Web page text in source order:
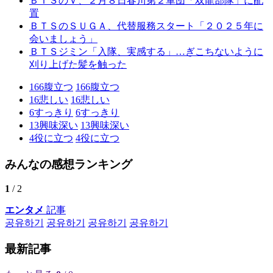
置
ＢＴＳのＳＵＧＡ、代替服務スタート「２０２５年に
会いましょう」
ＢＴＳジミン「入隊、実感する」…ぎこちないように
刈り上げた髪を触った
166腹立つ 166腹立つ
16悲しい 16悲しい
6すっきり 6すっきり
13興味深い 13興味深い
4役に立つ 4役に立つ
みんなの感想ランキング
1 / 2
エンタメ 記事
공유하기
공유하기 공유하기 공유하기
最新記事